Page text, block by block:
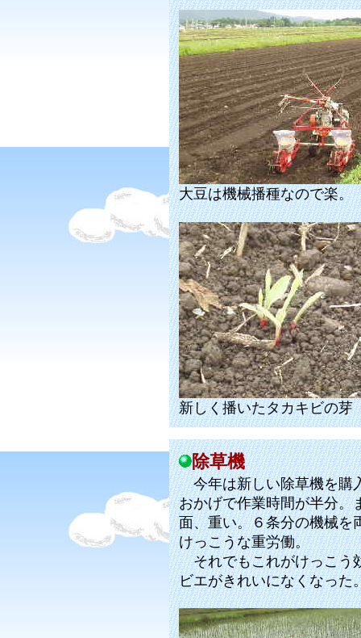
大豆は機械播種なので楽。
新しく播いたタカキビの芽
除草機
今年は新しい除草機を購
おかげで作業時間が半分。
面、重い。６条分の機械を
けっこうな重労働。
それでもこれがけっこう
ビエがきれいになくなった